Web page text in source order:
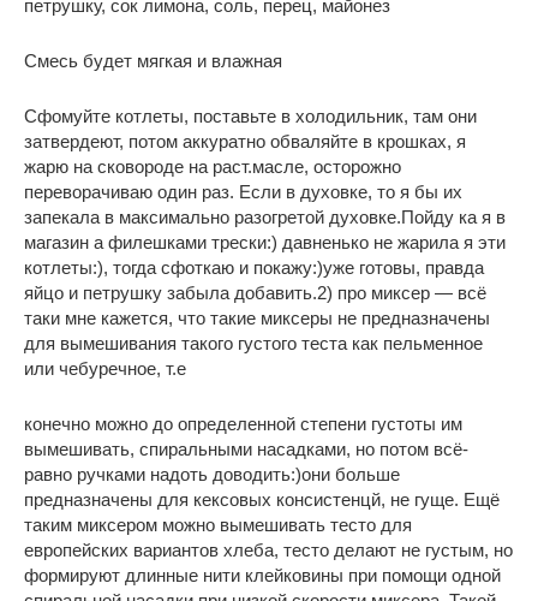
петрушку, сок лимона, соль, перец, майонез
Смесь будет мягкая и влажная
Сфомуйте котлеты, поставьте в холодильник, там они
затвердеют, потом аккуратно обваляйте в крошках, я
жарю на сковороде на раст.масле, осторожно
переворачиваю один раз. Если в духовке, то я бы их
запекала в максимально разогретой духовке.Пойду ка я в
магазин а филешками трески:) давненько не жарила я эти
котлеты:), тогда сфоткаю и покажу:)уже готовы, правда
яйцо и петрушку забыла добавить.2) про миксер — всё
таки мне кажется, что такие миксеры не предназначены
для вымешивания такого густого теста как пельменное
или чебуречное, т.е
конечно можно до определенной степени густоты им
вымешивать, спиральными насадками, но потом всё-
равно ручками надоть доводить:)они больше
предназначены для кексовых консистенцй, не гуще. Ещё
таким миксером можно вымешивать тесто для
европейских вариантов хлеба, тесто делают не густым, но
формируют длинные нити клейковины при помощи одной